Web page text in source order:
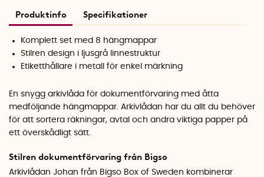
Produktinfo Specifikationer
Komplett set med 8 hängmappar
Stilren design i ljusgrå linnestruktur
Etiketthållare i metall för enkel märkning
En snygg arkivlåda för dokumentförvaring med åtta
medföljande hängmappar. Arkivlådan har du allt du behöver
för att sortera räkningar, avtal och andra viktiga papper på
ett överskådligt sätt.
Stilren dokumentförvaring från Bigso
Arkivlådan Johan från Bigso Box of Sweden kombinerar